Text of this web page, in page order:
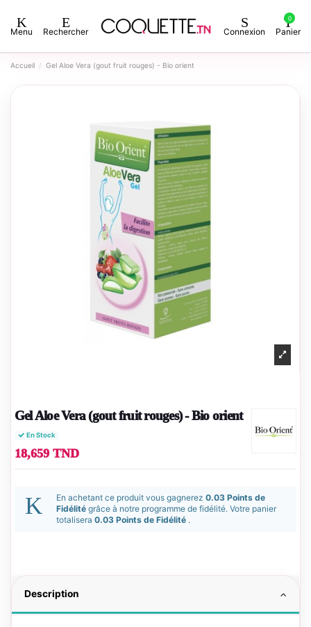
Menu Rechercher Connexion
0
Panier
Accueil Gel Aloe Vera (gout fruit rouges) - Bio orient
Gel Aloe Vera (gout fruit rouges) - Bio orient
En Stock
18,659 TND
En achetant ce produit vous gagnerez 0.03 Points de
Fidélité grâce à notre programme de fidélité. Votre panier
totalisera 0.03 Points de Fidélité .
Description